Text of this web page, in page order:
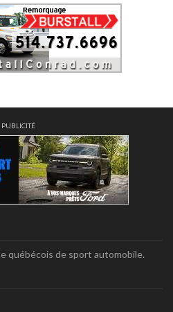
PUBLICITÉ
québécois de sport automobile.